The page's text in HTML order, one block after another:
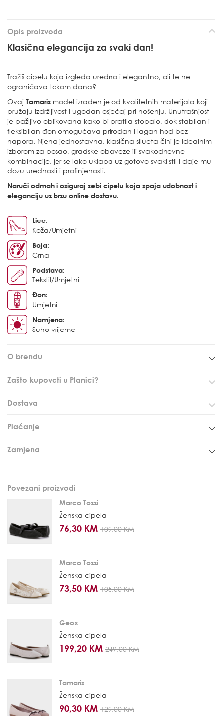
Opis proizvoda
Klasična elegancija za svaki dan!
Tražiš cipelu koja izgleda uredno i elegantno, ali te ne
ograničava tokom dana?
Ovaj Tamaris model izrađen je od kvalitetnih materijala koji
pružaju izdržljivost i ugodan osjećaj pri nošenju. Unutrašnjost
je pažljivo oblikovana kako bi pratila stopalo, dok stabilan i
fleksibilan đon omogućava prirodan i lagan hod bez
napora. Njena jednostavna, klasična silueta čini je idealnim
izborom za posao, gradske obaveze ili svakodnevne
kombinacije, jer se lako uklapa uz gotovo svaki stil i daje mu
dozu urednosti i profinjenosti.
Naruči odmah i osiguraj sebi cipelu koja spaja udobnost i
eleganciju uz brzu online dostavu.
Lice:
Koža/Umjetni
Boja:
Crna
Podstava:
Tekstil/Umjetni
Đon:
Umjetni
Namjena:
Suho vrijeme
O brendu
Zašto kupovati u Planici?
Dostava
Plaćanje
Zamjena
Povezani proizvodi
Marco Tozzi
Ženska cipela
76,30 KM 109,00 KM
Marco Tozzi
Ženska cipela
73,50 KM 105,00 KM
Geox
Ženska cipela
199,20 KM 249,00 KM
Tamaris
Ženska cipela
90,30 KM 129,00 KM